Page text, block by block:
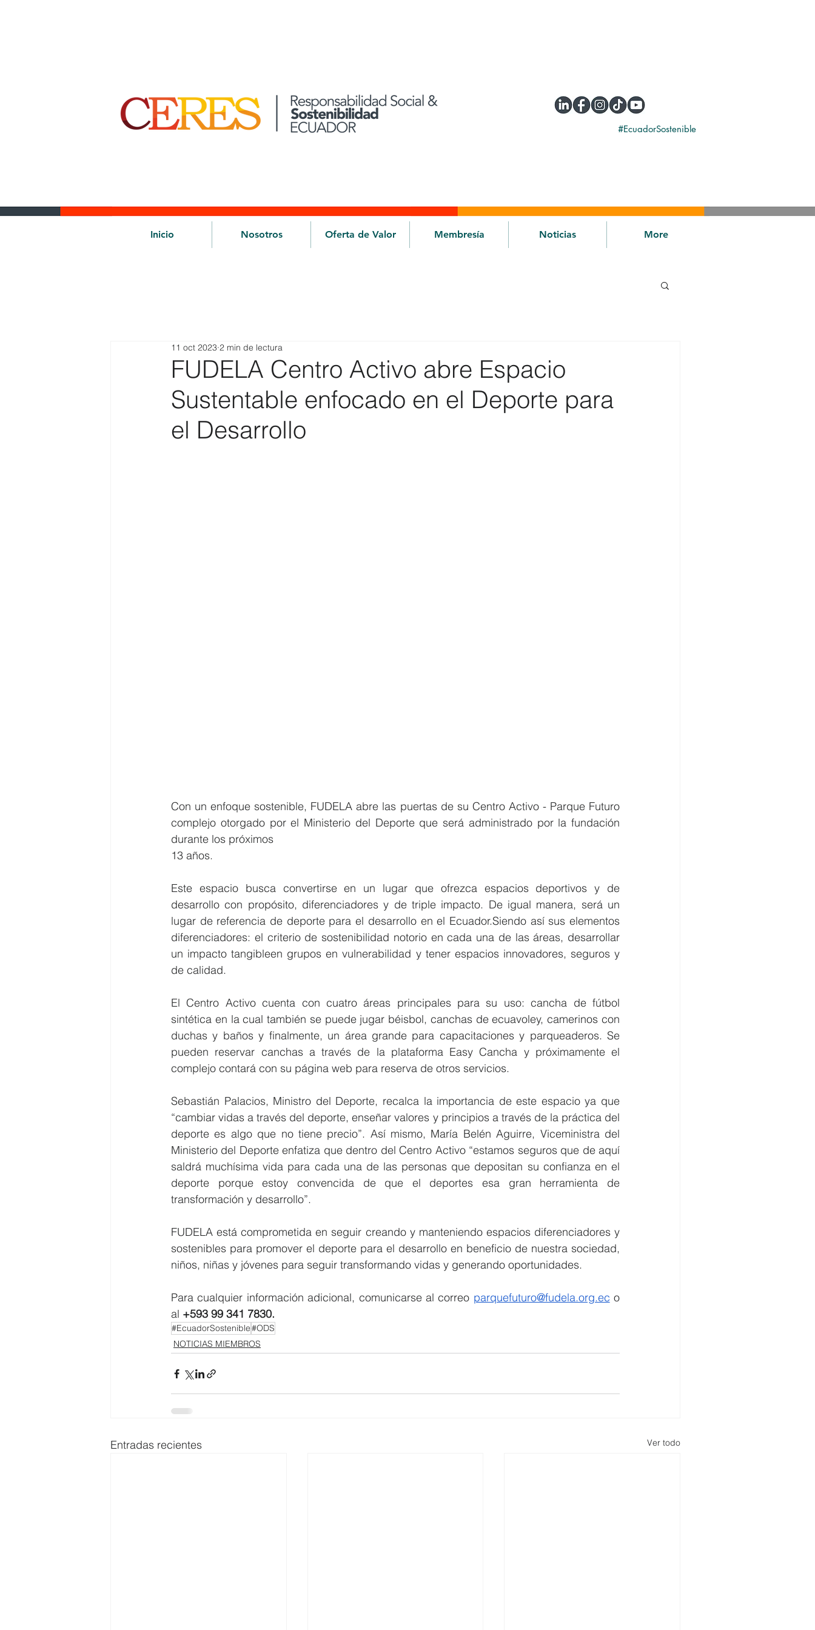
#EcuadorSostenible
Inicio Nosotros Oferta de Valor Membresía Noticias More
FUDELA Centro Activo abre Espacio
Sustentable enfocado en el Deporte para
el Desarrollo
11 oct 2023 2 min de lectura
Con un enfoque sostenible, FUDELA abre las puertas de su Centro Activo - Parque Futuro
complejo otorgado por el Ministerio del Deporte que será administrado por la fundación
durante los próximos
13 años.
Este espacio busca convertirse en un lugar que ofrezca espacios deportivos y de
desarrollo con propósito, diferenciadores y de triple impacto. De igual manera, será un
lugar de referencia de deporte para el desarrollo en el Ecuador.Siendo así sus elementos
diferenciadores: el criterio de sostenibilidad notorio en cada una de las áreas, desarrollar
un impacto tangibleen grupos en vulnerabilidad y tener espacios innovadores, seguros y
de calidad.
El Centro Activo cuenta con cuatro áreas principales para su uso: cancha de fútbol
sintética en la cual también se puede jugar béisbol, canchas de ecuavoley, camerinos con
duchas y baños y finalmente, un área grande para capacitaciones y parqueaderos. Se
pueden reservar canchas a través de la plataforma Easy Cancha y próximamente el
complejo contará con su página web para reserva de otros servicios.
Sebastián Palacios, Ministro del Deporte, recalca la importancia de este espacio ya que
“cambiar vidas a través del deporte, enseñar valores y principios a través de la práctica del
deporte es algo que no tiene precio”. Así mismo, María Belén Aguirre, Viceministra del
Ministerio del Deporte enfatiza que dentro del Centro Activo “estamos seguros que de aquí
saldrá muchísima vida para cada una de las personas que depositan su confianza en el
deporte porque estoy convencida de que el deportes esa gran herramienta de
transformación y desarrollo”.
FUDELA está comprometida en seguir creando y manteniendo espacios diferenciadores y
sostenibles para promover el deporte para el desarrollo en beneficio de nuestra sociedad,
niños, niñas y jóvenes para seguir transformando vidas y generando oportunidades.
Para cualquier información adicional, comunicarse al correo parquefuturo@fudela.org.ec o
al +593 99 341 7830.
#EcuadorSostenible#ODS
NOTICIAS MIEMBROS
Entradas recientes Ver todo